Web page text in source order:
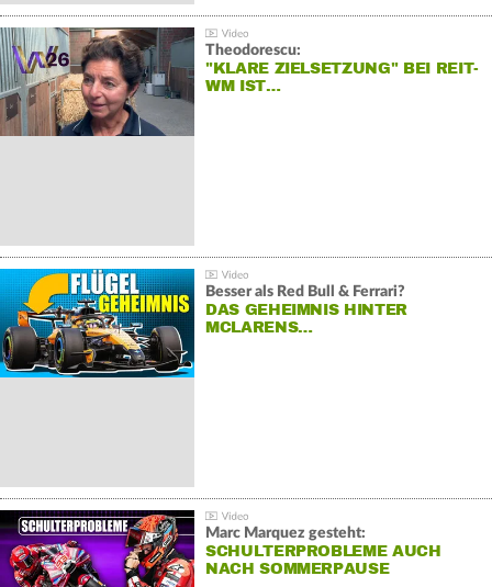
Theodorescu:
"KLARE ZIELSETZUNG" BEI REIT-
WM IST…
Besser als Red Bull & Ferrari?
DAS GEHEIMNIS HINTER
MCLARENS…
Marc Marquez gesteht:
SCHULTERPROBLEME AUCH
NACH SOMMERPAUSE